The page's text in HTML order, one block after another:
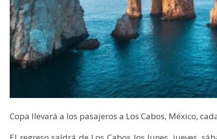
Copa llevará a los pasajeros a Los Cabos, México,